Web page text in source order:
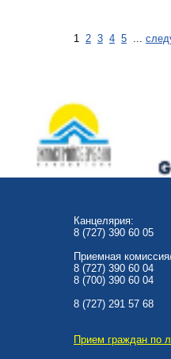
1 2 3 4 5 ...
Канцелярия:
8 (727) 390 60 05
Приемная
8 (727) 390 60 04
8 (700) 390 60 04
8 (727) 291 57 68
Прием граждан по